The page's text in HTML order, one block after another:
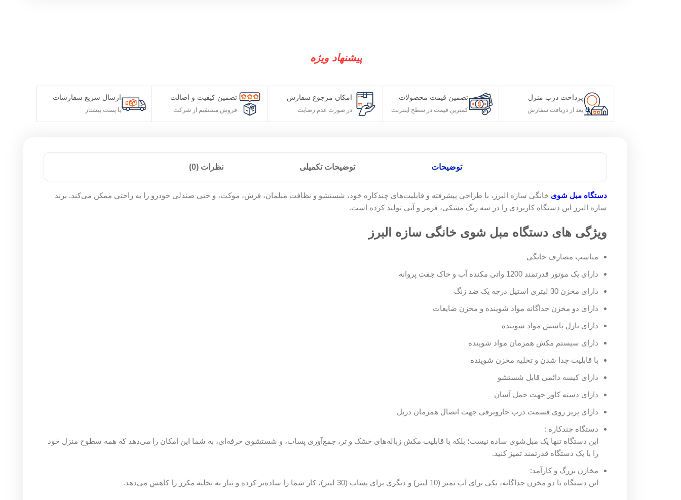
پیشنهاد ویژه
پرداخت درب منزل
بعد از دریافت سفارش
تضمین قیمت محصولات
کمترین قیمت در سطح اینترنت
امکان مرجوع سفارش
در صورت عدم رضایت
تضمین کیفیت و اصالت
فروش مستقیم از شرکت
ارسال سریع سفارشات
با پست پیشتاز
توضیحات تکمیلی
دستگاه مبل شویخانگی سازه البرز، با طراحی پیشرفته و قابلیت‌های چندکاره خود، شستشو و نظافت مبلمان، فرش، موکت، و حتی صندلی خودرو را به راحتی ممکن می‌کند. برند
سازه البرز این دستگاه کاربردی را در سه رنگ مشکی، قرمز و آبی تولید کرده است.
ویژگی های دستگاه مبل شوی خانگی سازه البرز
مناسب مصارف خانگی
دارای یک موتور قدرتمند 1200 واتی مکنده آب و خاک جفت پروانه
دارای مخزن 30 لیتری استیل درجه یک ضد زنگ
دارای دو مخزن جداگانه مواد شوینده و مخزن ضایعات
دارای نازل پاشش مواد شوینده
دارای سیستم مکش همزمان مواد شوینده
با قابلیت جدا شدن و تخلیه مخزن شوینده
دارای کیسه دائمی قابل شستشو
دارای دسته کاور جهت حمل آسان
دارای پریز روی قسمت درب جاروبرقی جهت اتصال همزمان دریل
دستگاه چندکاره :
این دستگاه تنها یک مبل‌شوی ساده نیست؛ بلکه با قابلیت مکش زباله‌های خشک و تر، جمع‌آوری پساب، و شستشوی حرفه‌ای، به شما این امکان را می‌دهد که همه سطوح منزل خود
را با یک دستگاه قدرتمند تمیز کنید.
مخازن بزرگ و کارآمد:
این دستگاه با دو مخزن جداگانه، یکی برای آب تمیز (10 لیتر) و دیگری برای پساب (30 لیتر)، کار شما را ساده‌تر کرده و نیاز به تخلیه مکرر را کاهش می‌دهد.